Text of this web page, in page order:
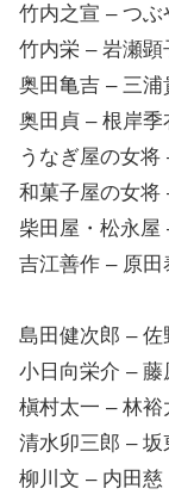
竹内之宣 – つぶ
竹内栄 – 岩瀬顕
奥田亀吉 – 三浦
奥田貞 – 根岸季
うなぎ屋の女将
和菓子屋の女将
柴田屋・松永屋
吉江善作 – 原田
島田健次郎 – 佐
小日向栄介 – 藤
槇村太一 – 林裕
清水卯三郎 – 坂
柳川文 – 内田慈